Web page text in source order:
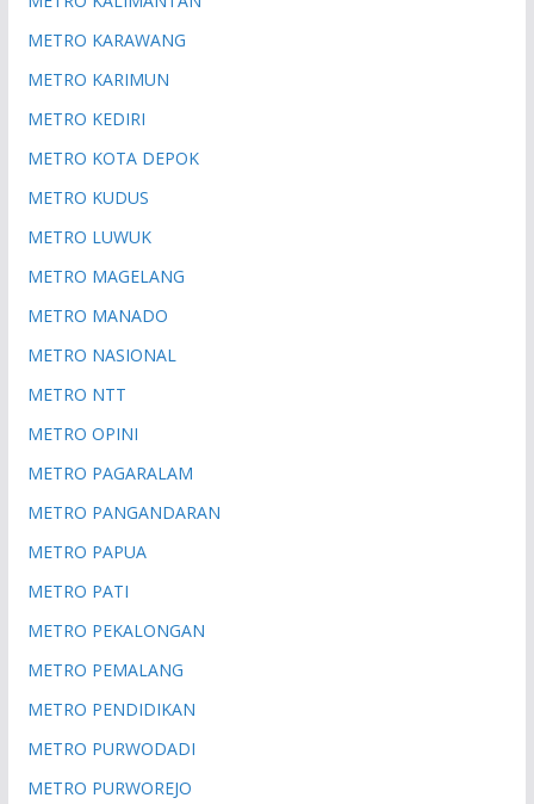
METRO KARAWANG
METRO KARIMUN
METRO KEDIRI
METRO KOTA DEPOK
METRO KUDUS
METRO LUWUK
METRO MAGELANG
METRO MANADO
METRO NASIONAL
METRO NTT
METRO OPINI
METRO PAGARALAM
METRO PANGANDARAN
METRO PAPUA
METRO PATI
METRO PEKALONGAN
METRO PEMALANG
METRO PENDIDIKAN
METRO PURWODADI
METRO PURWOREJO